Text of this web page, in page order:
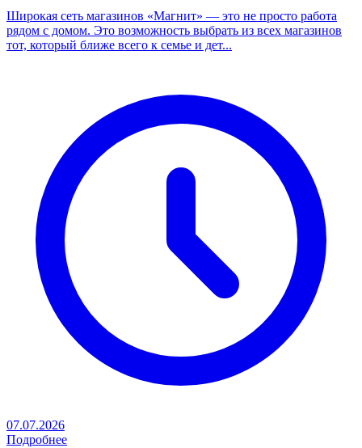
Широкая сеть магазинов «Магнит» — это не просто работа
рядом с домом. Это возможность выбрать из всех магазинов
тот, который ближе всего к семье и дет...
07.07.2026
Подробнее